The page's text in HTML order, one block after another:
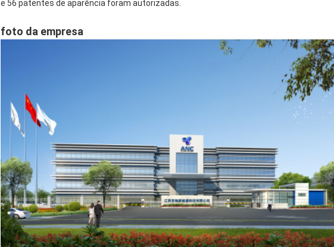
e 56 patentes de aparência foram autorizadas.
foto da empresa